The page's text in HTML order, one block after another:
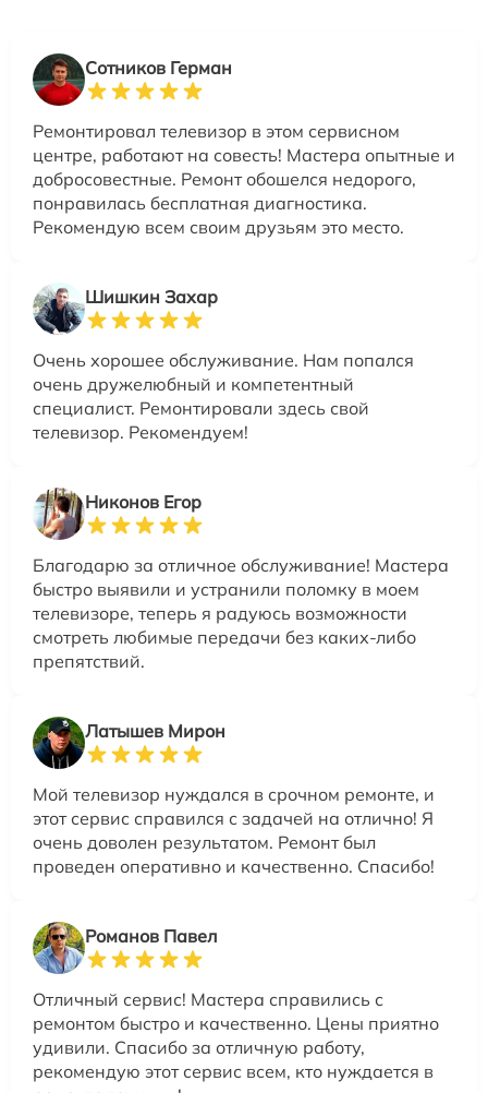
Сотников Герман
Ремонтировал телевизор в этом сервисном
центре, работают на совесть! Мастера опытные и
добросовестные. Ремонт обошелся недорого,
понравилась бесплатная диагностика.
Рекомендую всем своим друзьям это место.
Шишкин Захар
Очень хорошее обслуживание. Нам попался
очень дружелюбный и компетентный
специалист. Ремонтировали здесь свой
телевизор. Рекомендуем!
Никонов Егор
Благодарю за отличное обслуживание! Мастера
быстро выявили и устранили поломку в моем
телевизоре, теперь я радуюсь возможности
смотреть любимые передачи без каких-либо
препятствий.
Латышев Мирон
Мой телевизор нуждался в срочном ремонте, и
этот сервис справился с задачей на отлично! Я
очень доволен результатом. Ремонт был
проведен оперативно и качественно. Спасибо!
Романов Павел
Отличный сервис! Мастера справились с
ремонтом быстро и качественно. Цены приятно
удивили. Спасибо за отличную работу,
рекомендую этот сервис всем, кто нуждается в